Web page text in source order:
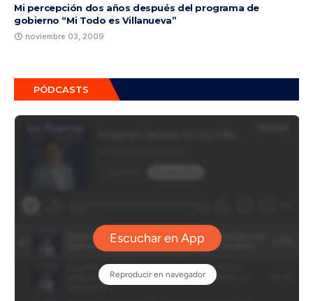
Mi percepción dos años después del programa de
gobierno “Mi Todo es Villanueva”
noviembre 03, 2009
PÓDCASTS